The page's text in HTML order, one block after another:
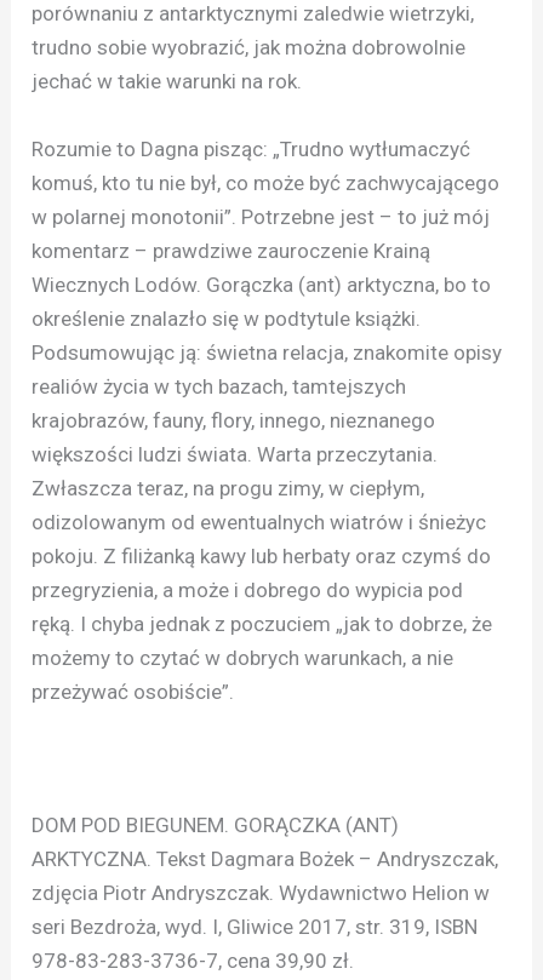
porównaniu z antarktycznymi zaledwie wietrzyki,
trudno sobie wyobrazić, jak można dobrowolnie
jechać w takie warunki na rok.
Rozumie to Dagna pisząc: „Trudno wytłumaczyć
komuś, kto tu nie był, co może być zachwycającego
w polarnej monotonii”. Potrzebne jest – to już mój
komentarz – prawdziwe zauroczenie Krainą
Wiecznych Lodów. Gorączka (ant) arktyczna, bo to
określenie znalazło się w podtytule książki.
Podsumowując ją: świetna relacja, znakomite opisy
realiów życia w tych bazach, tamtejszych
krajobrazów, fauny, flory, innego, nieznanego
większości ludzi świata. Warta przeczytania.
Zwłaszcza teraz, na progu zimy, w ciepłym,
odizolowanym od ewentualnych wiatrów i śnieżyc
pokoju. Z filiżanką kawy lub herbaty oraz czymś do
przegryzienia, a może i dobrego do wypicia pod
ręką. I chyba jednak z poczuciem „jak to dobrze, że
możemy to czytać w dobrych warunkach, a nie
przeżywać osobiście”.
DOM POD BIEGUNEM. GORĄCZKA (ANT)
ARKTYCZNA. Tekst Dagmara Bożek – Andryszczak,
zdjęcia Piotr Andryszczak. Wydawnictwo Helion w
seri Bezdroża, wyd. I, Gliwice 2017, str. 319, ISBN
978-83-283-3736-7, cena 39,90 zł.